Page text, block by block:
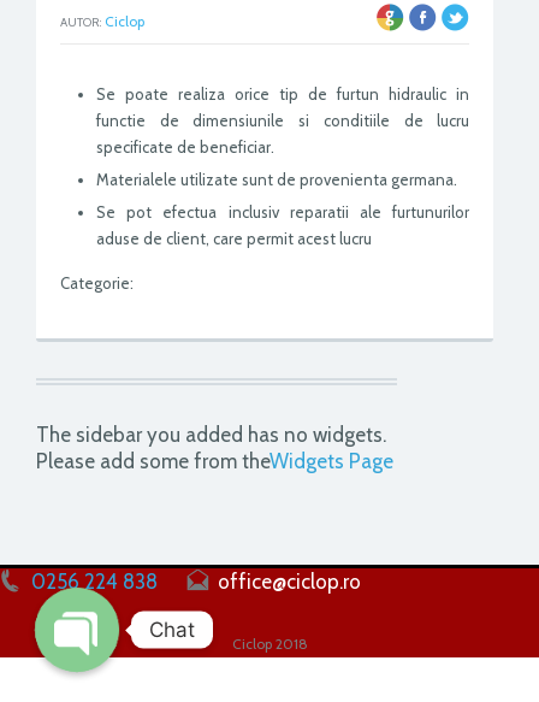
AUTOR: Ciclop
Se poate realiza orice tip de furtun hidraulic in
functie de dimensiunile si conditiile de lucru
specificate de beneficiar.
Materialele utilizate sunt de provenienta germana.
Se pot efectua inclusiv reparatii ale furtunurilor
aduse de client, care permit acest lucru
Categorie:
The sidebar you added has no widgets.
Please add some from theWidgets Page
0256 224 838 office@ciclop.ro
Ciclop 2018
Chat